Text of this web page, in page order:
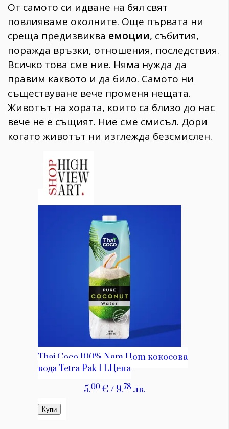
От самото си идване на бял свят
повлияваме околните. Още първата ни
среща предизвиква емоции, събития,
поражда връзки, отношения, последствия.
Всичко това сме ние. Няма нужда да
правим каквото и да било. Самото ни
съществуване вече променя нещата.
Животът на хората, които са близо до нас
вече не е същият. Ние сме смисъл. Дори
когато животът ни изглежда безсмислен.